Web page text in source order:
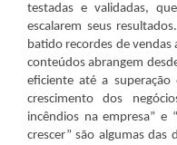
testadas e validadas,
escalarem seus
batido recordes de vendas
conteúdos abrangem
eficiente até a
crescimento dos
incêndios na empresa” e
crescer” são algumas das